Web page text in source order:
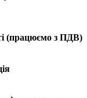
(працюємо з ПДВ)